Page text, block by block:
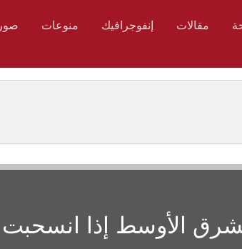
مقالات إنفوجرافيك منوعات صور
الأوسط إذا انسحبت